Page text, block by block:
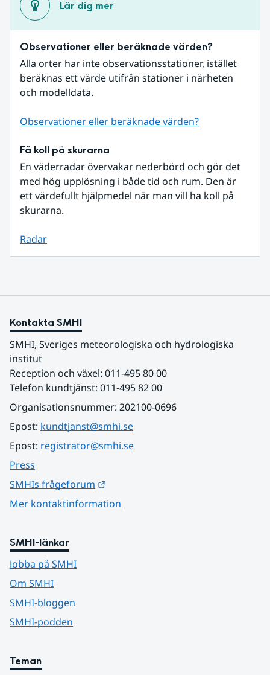
Lär dig mer
Observationer eller beräknade värden?
Alla orter har inte observationsstationer, istället
beräknas ett värde utifrån stationer i närheten
och modelldata.
Observationer eller beräknade värden?
Få koll på skurarna
En väderradar övervakar nederbörd och gör det
med hög upplösning i både tid och rum. Den är
ett värdefullt hjälpmedel när man vill ha koll på
skurarna.
Radar
Kontakta SMHI
SMHI, Sveriges meteorologiska och hydrologiska
institut
Reception och växel: 011-495 80 00
Telefon kundtjänst: 011-495 82 00
Organisationsnummer: 202100-0696
Epost: kundtjanst@smhi.se
Epost: registrator@smhi.se
Press
SMHIs frågeforum
Mer kontaktinformation
SMHI-länkar
Jobba på SMHI
Om SMHI
SMHI-bloggen
SMHI-podden
Teman